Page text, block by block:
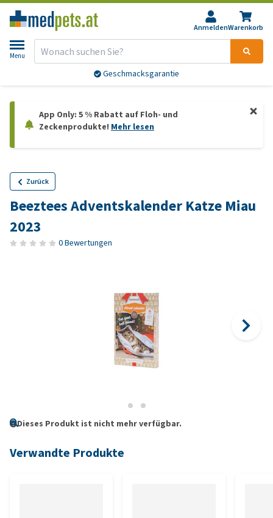
AnmeldenWarenkorb
Menu
Geschmacksgarantie
App Only: 5 % Rabatt auf Floh- und
Zeckenprodukte! Mehr lesen
Zurück
Beeztees Adventskalender Katze Miau
2023
0 Bewertungen
Dieses Produkt ist nicht mehr verfügbar.
Verwandte Produkte